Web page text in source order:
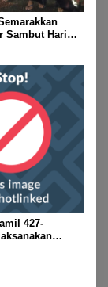
Sambut Hari
Banjit
427-